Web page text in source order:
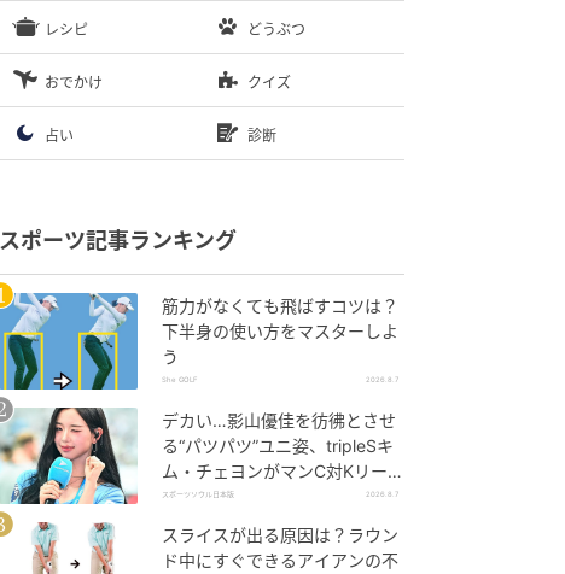
レシピ どうぶつ
おでかけ クイズ
占い 診断
スポーツ記事ランキング
筋力がなくても飛ばすコツは？
下半身の使い方をマスターしよ
う
She GOLF 2026.8.7
デカい…影山優佳を彷彿とさせ
る“パツパツ”ユニ姿、tripleSキ
ム・チェヨンがマンC対Kリーグ
選抜に登場
スポーツソウル日本版 2026.8.7
スライスが出る原因は？ラウン
ド中にすぐできるアイアンの不